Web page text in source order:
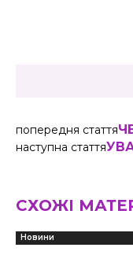
попередня стаття
наступна стаття
СХОЖІ
Новини